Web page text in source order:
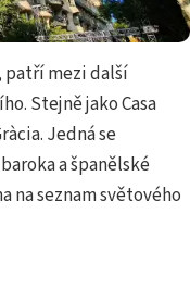
patří mezi další
Stejně jako Casa
Jedná se
a španělské
na seznam světového